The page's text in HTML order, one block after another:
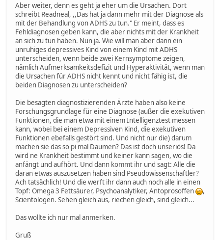
Aber weiter, denn es geht ja eher um die Ursachen. Dort
schreibt Readneal, ,,Das hat ja dann mehr mit der Diagnose als
mit der Behandlung von ADHS zu tun." Er meint, dass es
Fehldiagnosen geben kann, die aber nichts mit der Krankheit
an sich zu tun haben. Nun ja. Wie will man aber dann ein
unruhiges depressives Kind von einem Kind mit ADHS
unterscheiden, wenn beide zwei Kernsymptome zeigen,
nämlich Aufmerksamkeitsdefizit und Hyperaktivität, wenn man
die Ursachen für ADHS nicht kennt und nicht fähig ist, die
beiden Diagnosen zu unterscheiden?
Die besagten diagnostizierenden Ärzte haben also keine
Forschungsgrundlage für eine Diagnose (außer die exekutiven
Funktionen, die man etwa mit einem Intelligenztest messen
kann, wobei bei einem Depressiven Kind, die exekutiven
Funktionen ebefalls gestört sind. Und nicht nur die) darum
machen sie das so pi mal Daumen? Das ist doch unseriös! Da
wird ne Krankheit bestimmt und keiner kann sagen, wo die
anfängt und aufhört. Und dann kommt ihr und sagt: Alle die
daran etwas auszusetzen haben sind Pseudowissenschaftler?
Ach tatsächlich! Und die werft ihr dann auch noch alle in einen
Topf: Omega 3 Fettsäurer, Psychoanalytiker, Antoprosoffen
,
Scientologen. Sehen gleich aus, riechen gleich, sind gleich...
Das wollte ich nur mal anmerken.
Gruß